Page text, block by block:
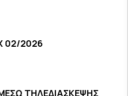
02/2026
ΤΗΛΕΔΙΑΣΚΕΨΗΣ